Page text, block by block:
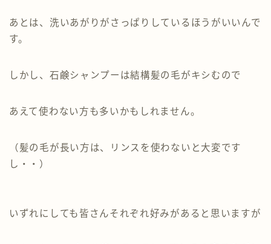
あとは、洗いあがりがさっぱりしているほうがいいんで
す。
しかし、石鹸シャンプーは結構髪の毛がキシむので
あえて使わない方も多いかもしれません。
（髪の毛が長い方は、リンスを使わないと大変です
し・・）
いずれにしても皆さんそれぞれ好みがあると思いますが